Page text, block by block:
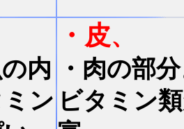
内
ン
・皮、
・肉の部
ビタミン